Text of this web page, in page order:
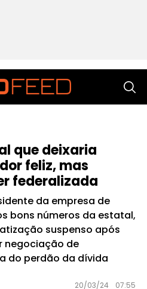
que deixaria
feliz, mas
federalizada
da empresa de
bons números da estatal,
suspenso após
negociação de
do perdão da dívida
20/03/24 07:55